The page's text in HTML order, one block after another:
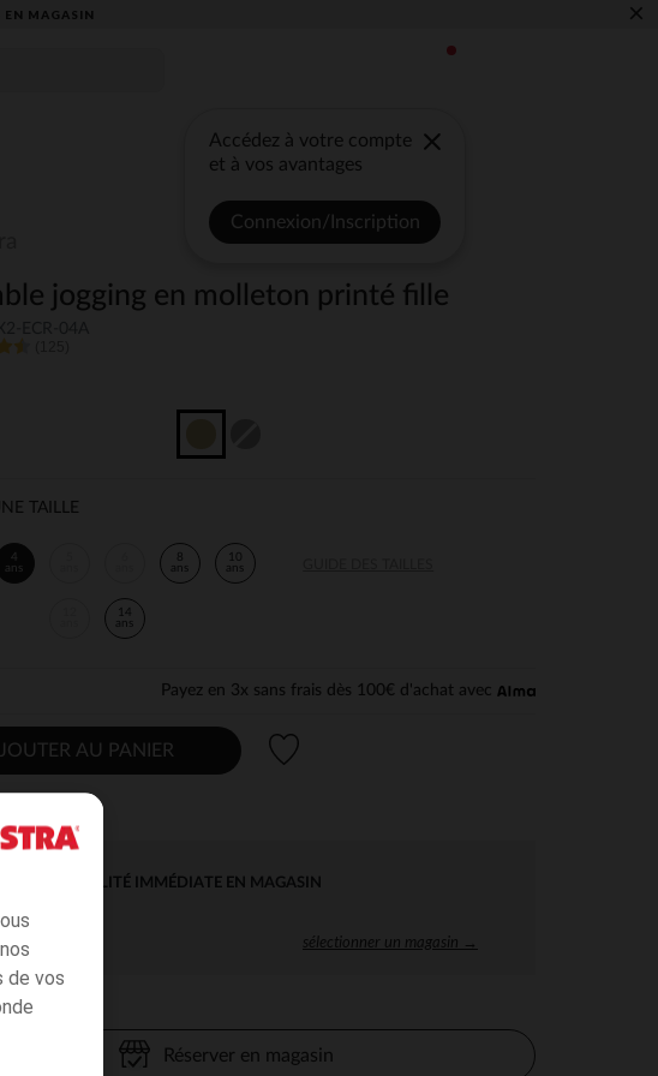
de vos
MAGASIN​ ×
Accédez à votre compte
et à vos avantages
Connexion/Inscription
jogging en molleton printé fille
TAILLE
4
ans
8
ans
10
ans
14
ans
Payez en 3x sans frais dès 100€ d'achat avec
AU PANIER
DISPONIBILITÉ IMMÉDIATE EN MAGASIN
sélectionner un magasin →
Réserver en magasin